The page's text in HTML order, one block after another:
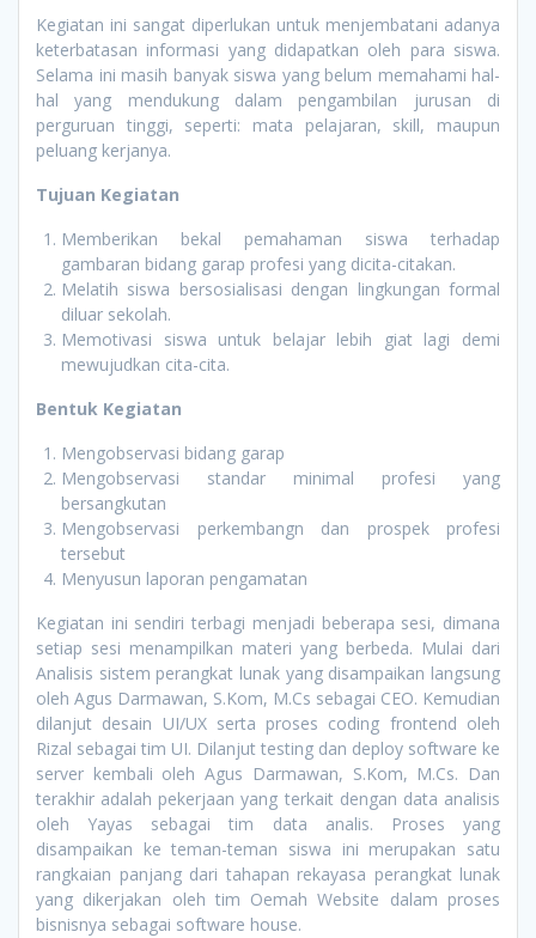
Kegiatan ini sangat diperlukan untuk menjembatani adanya
keterbatasan informasi yang didapatkan oleh para siswa.
Selama ini masih banyak siswa yang belum memahami hal-
hal yang mendukung dalam pengambilan jurusan di
perguruan tinggi, seperti: mata pelajaran, skill, maupun
peluang kerjanya.
Tujuan Kegiatan
Memberikan bekal pemahaman siswa terhadap
gambaran bidang garap profesi yang dicita-citakan.
Melatih siswa bersosialisasi dengan lingkungan formal
diluar sekolah.
Memotivasi siswa untuk belajar lebih giat lagi demi
mewujudkan cita-cita.
Bentuk Kegiatan
Mengobservasi bidang garap
Mengobservasi standar minimal profesi yang
bersangkutan
Mengobservasi perkembangn dan prospek profesi
tersebut
Menyusun laporan pengamatan
Kegiatan ini sendiri terbagi menjadi beberapa sesi, dimana
setiap sesi menampilkan materi yang berbeda. Mulai dari
Analisis sistem perangkat lunak yang disampaikan langsung
oleh Agus Darmawan, S.Kom, M.Cs sebagai CEO. Kemudian
dilanjut desain UI/UX serta proses coding frontend oleh
Rizal sebagai tim UI. Dilanjut testing dan deploy software ke
server kembali oleh Agus Darmawan, S.Kom, M.Cs. Dan
terakhir adalah pekerjaan yang terkait dengan data analisis
oleh Yayas sebagai tim data analis. Proses yang
disampaikan ke teman-teman siswa ini merupakan satu
rangkaian panjang dari tahapan rekayasa perangkat lunak
yang dikerjakan oleh tim Oemah Website dalam proses
bisnisnya sebagai software house.